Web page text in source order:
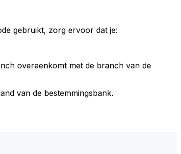
gebruikt, zorg ervoor dat je:
overeenkomt met de branch van de
van de bestemmingsbank.